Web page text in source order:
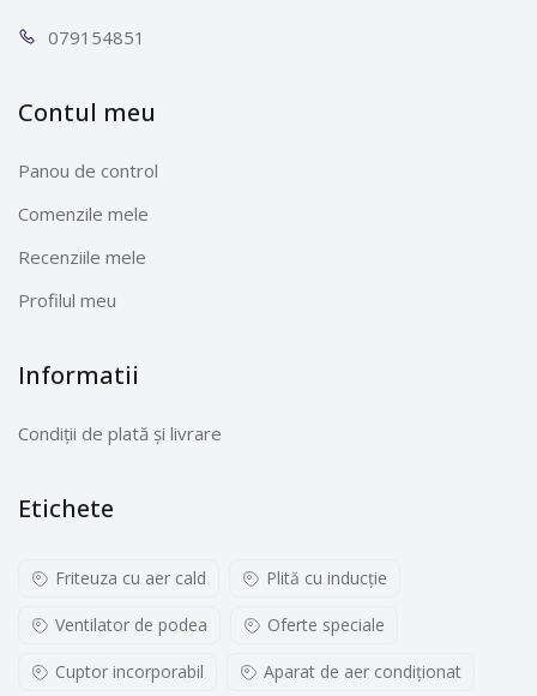
0791 54851
Contul meu
Panou de control
Comenzile mele
Recenziile mele
Profilul meu
Informatii
Condiții de plată și livrare
Etichete
Friteuza cu aer cald Plită cu inducţie
Ventilator de podea Oferte speciale
Cuptor incorporabil Aparat de aer condiționat